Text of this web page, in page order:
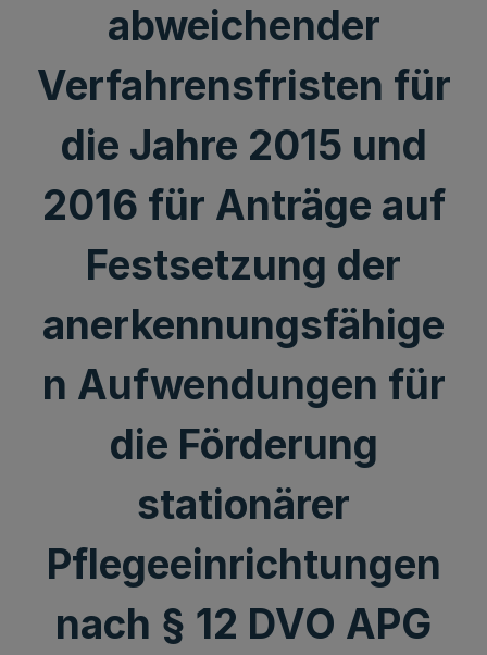
abweichender
Verfahrensfristen für
die Jahre 2015 und
2016 für Anträge auf
Festsetzung der
anerkennungsfähige
n Aufwendungen für
die Förderung
stationärer
Pflegeeinrichtungen
nach § 12 DVO APG